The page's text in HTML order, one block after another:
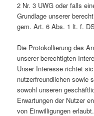
2 Nr. 3 UWG oder falls
Grundlage unserer
gem. Art. 6 Abs. 1 lt. f.
Die Protokollierung des
unserer berechtigten
Unser Interesse richtet
nutzerfreundlichen sowie
sowohl unseren
Erwartungen der Nutzer
von Einwilligungen erlaubt.